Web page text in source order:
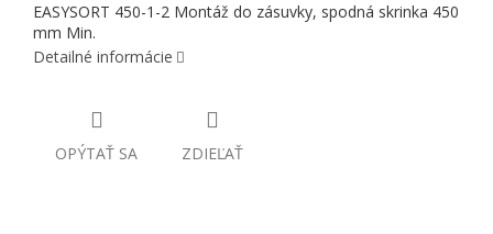
EASYSORT 450-1-2 Montáž do zásuvky, spodná skrinka 450
mm Min.
Detailné informácie
OPÝTAŤ SA ZDIEĽAŤ